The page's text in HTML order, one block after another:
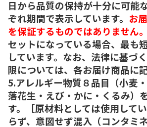
日から品質の保持が十分に可能
ぞれ期間で表示しています。 お
を保証するものではありません。
セットになっている場合、最も
しています。なお、法律に基づ
限については、各お届け商品に
5.アレルギー物質８品目（小麦
落花生・えび・かに・くるみ）
す。［原材料としては使用して
らず、意図せず混入（コンタミ